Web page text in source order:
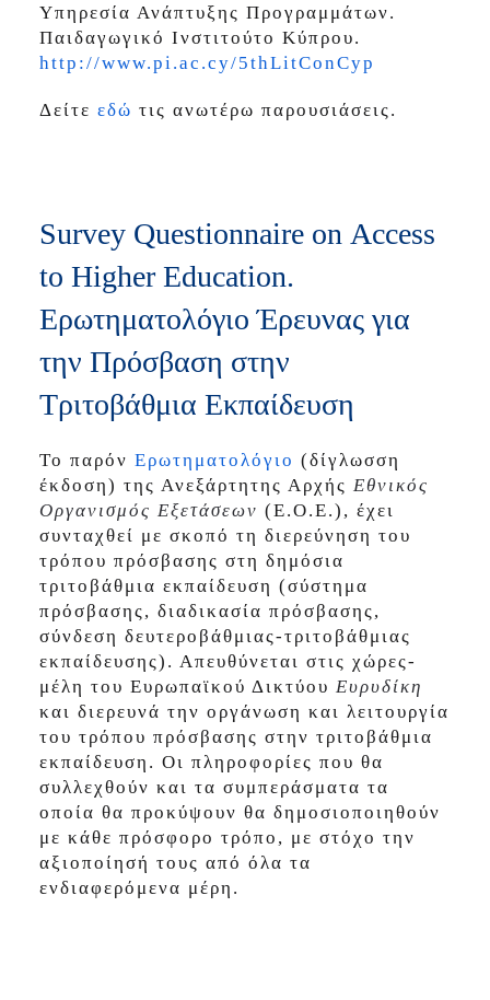
Υπηρεσία Ανάπτυξης Προγραμμάτων.
Παιδαγωγικό Ινστιτούτο Κύπρου.
http://www.pi.ac.cy/5thLitConCyp
Δείτε εδώ τις ανωτέρω παρουσιάσεις.
Survey Questionnaire on Αccess
to Ηigher Εducation.
Ερωτηματολόγιο Έρευνας για
την Πρόσβαση στην
Τριτοβάθμια Εκπαίδευση
Το παρόν Ερωτηματολόγιο (δίγλωσση
έκδοση) της Ανεξάρτητης Αρχής Εθνικός
Οργανισμός Εξετάσεων (Ε.Ο.Ε.), έχει
συνταχθεί με σκοπό τη διερεύνηση του
τρόπου πρόσβασης στη δημόσια
τριτοβάθμια εκπαίδευση (σύστημα
πρόσβασης, διαδικασία πρόσβασης,
σύνδεση δευτεροβάθμιας-τριτοβάθμιας
εκπαίδευσης). Απευθύνεται στις χώρες-
μέλη του Ευρωπαϊκού Δικτύου Ευρυδίκη
και διερευνά την οργάνωση και λειτουργία
του τρόπου πρόσβασης στην τριτοβάθμια
εκπαίδευση. Οι πληροφορίες που θα
συλλεχθούν και τα συμπεράσματα τα
οποία θα προκύψουν θα δημοσιοποιηθούν
με κάθε πρόσφορο τρόπο, με στόχο την
αξιοποίησή τους από όλα τα
ενδιαφερόμενα μέρη.